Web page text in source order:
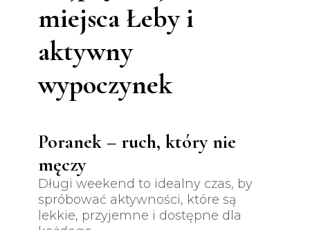
miejsca Łeby i
aktywny
wypoczynek
Poranek – ruch, który nie
męczy
Długi weekend to idealny czas, by
spróbować aktywności, które są
lekkie, przyjemne i dostępne dla